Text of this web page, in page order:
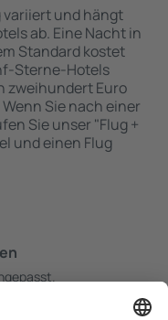
variiert und hängt
ab. Eine Nacht in
Standard kostet
Sterne-Hotels
zweihundert Euro
Sie nach einer
Sie unser "Flug +
und einen Flug